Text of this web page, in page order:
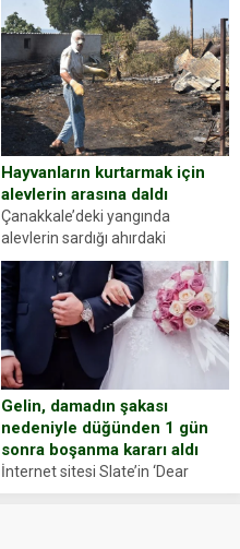
yapan jandarma ekipleri
durdurdukları bir otomobilin
sürücüsünden ehliyet ve ruhsat
sorup belgelerini istedi. Sürücü
Abdurrahman Ö.nün verdiği
evraklarda eksik olduğunu...
Hayvanların kurtarmak için
alevlerin arasına daldı
Çanakkale’deki yangında
alevlerin sardığı ahırdaki
hayvanlarını kurtarmak isteyen
Zeki Demir (66) ölümden döndü.
Yüzünde ve ellerinde yanıklar
oluşan Demir, kâbus dolu anları
anlattı… Merkeze bağlı...
Gelin, damadın şakası
nedeniyle düğünden 1 gün
sonra boşanma kararı aldı
İnternet sitesi Slate’in ‘Dear
Prudence’ isimli tavsiye köşesine